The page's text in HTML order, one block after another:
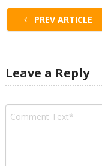
PREV ARTICLE
Leave a Reply